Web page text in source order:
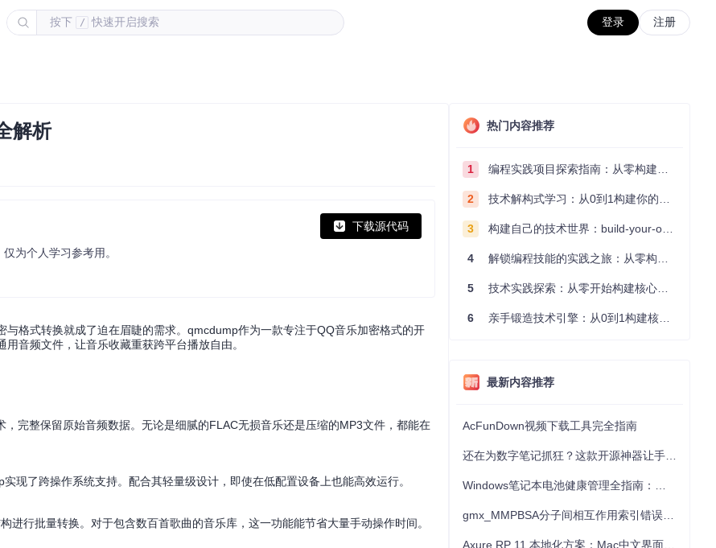
按下 / 快速开启搜索 登录 注册
解析
下载源代码
为个人学习参考用。
格式转换就成了迫在眉睫的需求。qmcdump作为一款专注于QQ音乐加密格式的开
音频文件，让音乐收藏重获跨平台播放自由。
完整保留原始音频数据。无论是细腻的FLAC无损音乐还是压缩的MP3文件，都能在
现了跨操作系统支持。配合其轻量级设计，即使在低配置设备上也能高效运行。
行批量转换。对于包含数百首歌曲的音乐库，这一功能能节省大量手动操作时间。
热门内容推荐
1 编程实践项目探索指南：从零构建技术能力体系
2 技术解构式学习：从0到1构建你的编程知识体系
3 构建自己的技术世界：build-your-own-x项目的实践探索指南
4 解锁编程技能的实践之旅：从零构建你的技术世界
5 技术实践探索：从零开始构建核心系统的实践指南
6 亲手锻造技术引擎：从0到1构建核心系统的实践指南
最新内容推荐
AcFunDown视频下载工具完全指南